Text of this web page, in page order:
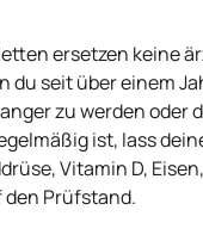
ersetzen keine
du seit über einem
zu werden oder
ist, lass
Vitamin D,
den Prüfstand.